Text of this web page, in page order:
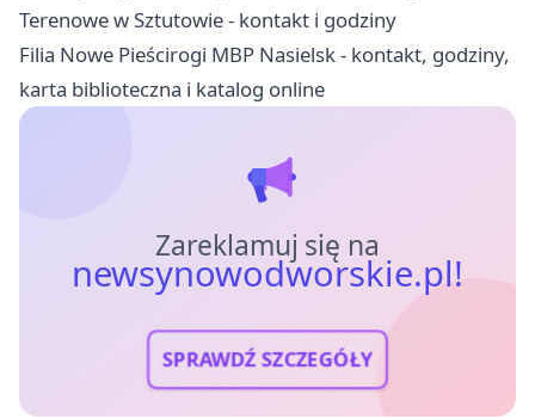
Terenowe w Sztutowie - kontakt i godziny
Filia Nowe Pieścirogi MBP Nasielsk - kontakt, godziny,
karta biblioteczna i katalog online
Zareklamuj się na
newsynowodworskie.pl!
SPRAWDŹ SZCZEGÓŁY